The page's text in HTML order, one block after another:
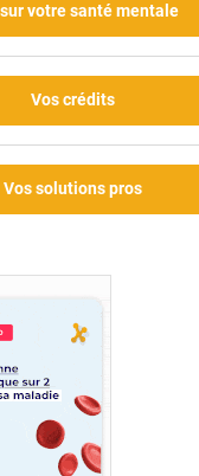
votre santé mentale
Vos crédits
Vos solutions pros